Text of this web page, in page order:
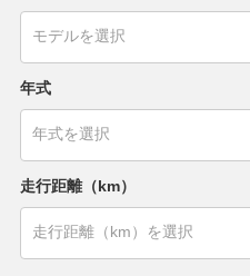
年式
走行距離（km）